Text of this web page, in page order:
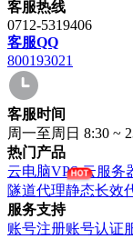
客服热线
0712-5319406
客服QQ
800193021
客服时间
周一至周日 8:30 ~
热门产品
云电脑VPS云服务
隧道代理静态长效
服务支持
账号注册账号认证